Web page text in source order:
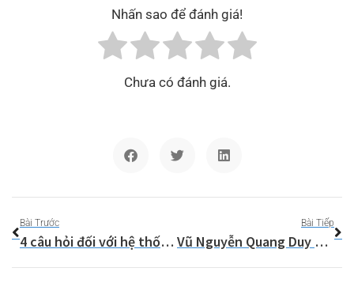
Nhấn sao để đánh giá!
Chưa có đánh giá.
Bài Trước
4 câu hỏi đối với hệ thống trường chuyên
Bài Tiếp
Vũ Nguyễn Quang Duy – đồng tác giả trẻ nhất của cuốn “Giáo dục và khoa học mở”